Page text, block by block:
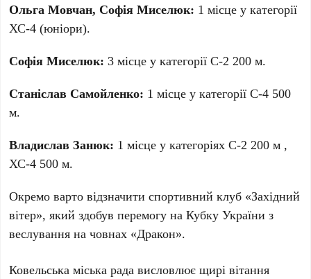
Ольга Мовчан, Софія Миселюк: 1 місце у категорії
ХС-4 (юніори).
Софія Миселюк: 3 місце у категорії С-2 200 м.
Станіслав Самойленко: 1 місце у категорії С-4 500
м.
Владислав Занюк: 1 місце у категоріях С-2 200 м ,
ХС-4 500 м.
Окремо варто відзначити спортивний клуб «Західний
вітер», який здобув перемогу на Кубку України з
веслування на човнах «Дракон».
Ковельська міська рада висловлює щирі вітання